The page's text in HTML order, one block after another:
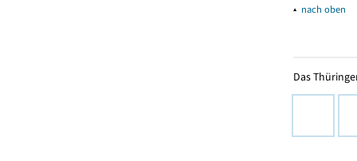
▴ nach oben
Das